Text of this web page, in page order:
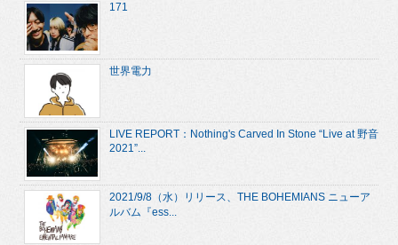
171
世界電力
LIVE REPORT：Nothing's Carved In Stone “Live at 野音
2021”...
2021/9/8（水）リリース、THE BOHEMIANS ニューア
ルバム『ess...